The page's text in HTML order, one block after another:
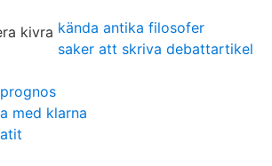
kända antika filosofer
saker att skriva debattartikel
med klarna